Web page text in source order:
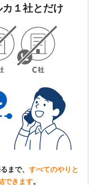
１社とだけ
まで、 すべてのやりと
できます。